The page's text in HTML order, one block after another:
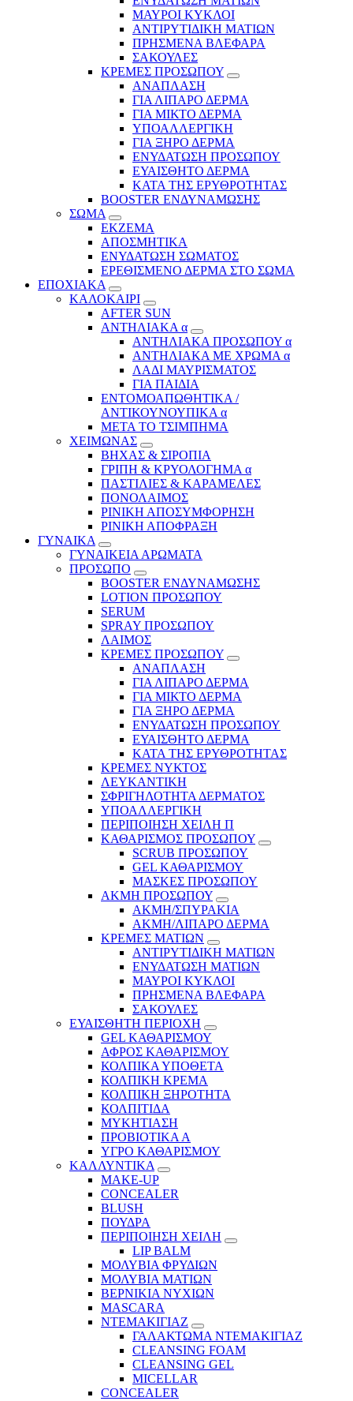
ΜΑΥΡΟΙ ΚΥΚΛΟΙ
ΑΝΤΙΡΥΤΙΔΙΚΗ ΜΑΤΙΩΝ
ΠΡΗΣΜΕΝΑ ΒΛΕΦΑΡΑ
ΣΑΚΟΥΛΕΣ
ΚΡΕΜΕΣ ΠΡΟΣΩΠΟΥ
ΑΝΑΠΛΑΣΗ
ΓΙΑ ΛΙΠΑΡΟ ΔΕΡΜΑ
ΓΙΑ ΜΙΚΤΟ ΔΕΡΜΑ
ΥΠΟΑΛΛΕΡΓΙΚΗ
ΓΙΑ ΞΗΡΟ ΔΕΡΜΑ
ΕΝΥΔΑΤΩΣΗ ΠΡΟΣΩΠΟΥ
ΕΥΑΙΣΘΗΤΟ ΔΕΡΜΑ
ΚΑΤΑ ΤΗΣ ΕΡΥΘΡΟΤΗΤΑΣ
BOOSTER ΕΝΔΥΝΑΜΩΣΗΣ
ΣΩΜΑ
ΕΚΖΕΜΑ
ΑΠΟΣΜΗΤΙΚΑ
ΕΝΥΔΑΤΩΣΗ ΣΩΜΑΤΟΣ
ΕΡΕΘΙΣΜΕΝΟ ΔΕΡΜΑ ΣΤΟ ΣΩΜΑ
ΕΠΟΧΙΑΚΑ
ΚΑΛΟΚΑΙΡΙ
AFTER SUN
ΑΝΤΗΛΙΑΚΑ α
ΑΝΤΗΛΙΑΚΑ ΠΡΟΣΩΠΟΥ α
ΑΝΤΗΛΙΑΚΑ ΜΕ ΧΡΩΜΑ α
ΛΑΔΙ ΜΑΥΡΙΣΜΑΤΟΣ
ΓΙΑ ΠΑΙΔΙΑ
ΕΝΤΟΜΟΑΠΩΘΗΤΙΚΑ /
ΑΝΤΙΚΟΥΝΟΥΠΙΚΑ α
ΜΕΤΑ ΤΟ ΤΣΙΜΠΗΜΑ
ΧΕΙΜΩΝΑΣ
ΒΗΧΑΣ & ΣΙΡΟΠΙΑ
ΓΡΙΠΗ & ΚΡΥΟΛΟΓΗΜΑ α
ΠΑΣΤΙΛΙΕΣ & ΚΑΡΑΜΕΛΕΣ
ΠΟΝΟΛΑΙΜΟΣ
ΡΙΝΙΚΗ ΑΠΟΣΥΜΦΟΡΗΣΗ
ΡΙΝΙΚΗ ΑΠΟΦΡΑΞΗ
ΓΥΝΑΙΚΑ
ΓΥΝΑΙΚΕΙΑ ΑΡΩΜΑΤΑ
ΠΡΟΣΩΠΟ
BOOSTER ΕΝΔΥΝΑΜΩΣΗΣ
LOTION ΠΡΟΣΩΠΟΥ
SERUM
SPRAY ΠΡΟΣΩΠΟΥ
ΛΑΙΜΟΣ
ΚΡΕΜΕΣ ΠΡΟΣΩΠΟΥ
ΑΝΑΠΛΑΣΗ
ΓΙΑ ΛΙΠΑΡΟ ΔΕΡΜΑ
ΓΙΑ ΜΙΚΤΟ ΔΕΡΜΑ
ΓΙΑ ΞΗΡΟ ΔΕΡΜΑ
ΕΝΥΔΑΤΩΣΗ ΠΡΟΣΩΠΟΥ
ΕΥΑΙΣΘΗΤΟ ΔΕΡΜΑ
ΚΑΤΑ ΤΗΣ ΕΡΥΘΡΟΤΗΤΑΣ
ΚΡΕΜΕΣ ΝΥΚΤΟΣ
ΛΕΥΚΑΝΤΙΚΗ
ΣΦΡΙΓΗΛΟΤΗΤΑ ΔΕΡΜΑΤΟΣ
ΥΠΟΑΛΛΕΡΓΙΚΗ
ΠΕΡΙΠΟΙΗΣΗ ΧΕΙΛΗ Π
ΚΑΘΑΡΙΣΜΟΣ ΠΡΟΣΩΠΟΥ
SCRUB ΠΡΟΣΩΠΟΥ
GEL ΚΑΘΑΡΙΣΜΟΥ
ΜΑΣΚΕΣ ΠΡΟΣΩΠΟΥ
ΑΚΜΗ ΠΡΟΣΩΠΟΥ
ΑΚΜΗ/ΣΠΥΡΑΚΙΑ
ΑΚΜΗ/ΛΙΠΑΡΟ ΔΕΡΜΑ
ΚΡΕΜΕΣ ΜΑΤΙΩΝ
ΑΝΤΙΡΥΤΙΔΙΚΗ ΜΑΤΙΩΝ
ΕΝΥΔΑΤΩΣΗ ΜΑΤΙΩΝ
ΜΑΥΡΟΙ ΚΥΚΛΟΙ
ΠΡΗΣΜΕΝΑ ΒΛΕΦΑΡΑ
ΣΑΚΟΥΛΕΣ
ΕΥΑΙΣΘΗΤΗ ΠΕΡΙΟΧΗ
GEL ΚΑΘΑΡΙΣΜΟΥ
ΑΦΡΟΣ ΚΑΘΑΡΙΣΜΟΥ
ΚΟΛΠΙΚΑ ΥΠΟΘΕΤΑ
ΚΟΛΠΙΚΗ ΚΡΕΜΑ
ΚΟΛΠΙΚΗ ΞΗΡΟΤΗΤΑ
ΚΟΛΠΙΤΙΔΑ
ΜΥΚΗΤΙΑΣΗ
ΠΡΟΒΙΟΤΙΚΑ Α
ΥΓΡΟ ΚΑΘΑΡΙΣΜΟΥ
ΚΑΛΛΥΝΤΙΚΑ
MAKE-UP
CONCEALER
BLUSH
ΠΟΥΔΡΑ
ΠΕΡΙΠΟΙΗΣΗ ΧΕΙΛΗ
LIP BALM
ΜΟΛΥΒΙΑ ΦΡΥΔΙΩΝ
ΜΟΛΥΒΙΑ ΜΑΤΙΩΝ
ΒΕΡΝΙΚΙΑ ΝΥΧΙΩΝ
MASCARA
ΝΤΕΜΑΚΙΓΙΑΖ
ΓΑΛΑΚΤΩΜΑ ΝΤΕΜΑΚΙΓΙΑΖ
CLEANSING FOAM
CLEANSING GEL
MICELLAR
CONCEALER